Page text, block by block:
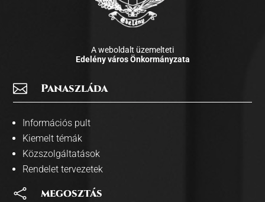
A weboldalt üzemelteti
Edelény város Önkormányzata
 Panaszláda
Információs pult
Kiemelt témák
Közszolgáltatások
Rendelet tervezetek
 megosztás